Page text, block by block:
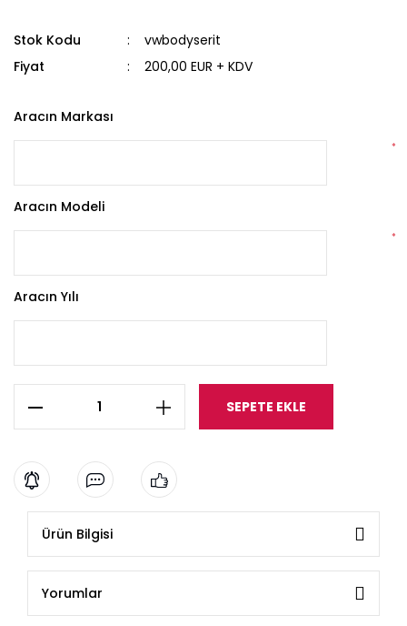
Stok Kodu
vwbodyserit
Fiyat
200,00 EUR + KDV
Aracın Markası
*
Aracın Modeli
*
Aracın Yılı
SEPETE EKLE
Ürün Bilgisi
Yorumlar